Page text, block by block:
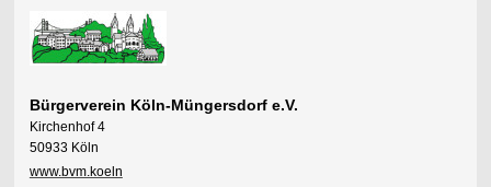
Bürgerverein Köln-Müngersdorf e.V.
Kirchenhof 4
50933 Köln
www.bvm.koeln